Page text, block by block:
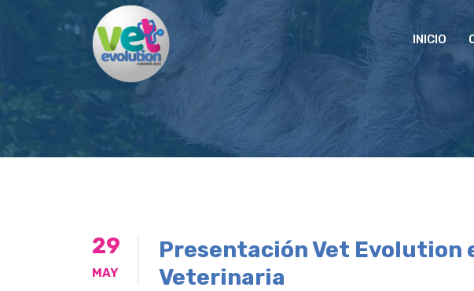
INICIO
29
MAY
Presentación Vet Evolution
Veterinaria